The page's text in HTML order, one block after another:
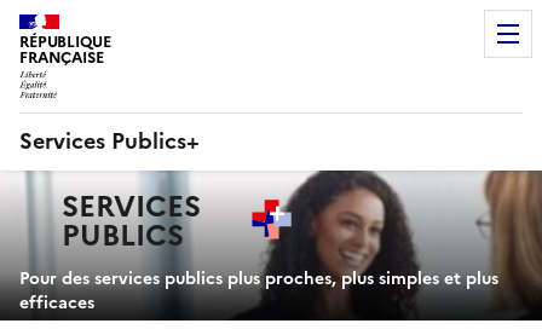
RÉPUBLIQUE
FRANÇAISE
Services Publics+
principaleSERVICES
PUBLICS+
Pour des services publics plus proches, plus simples et plus
efficaces